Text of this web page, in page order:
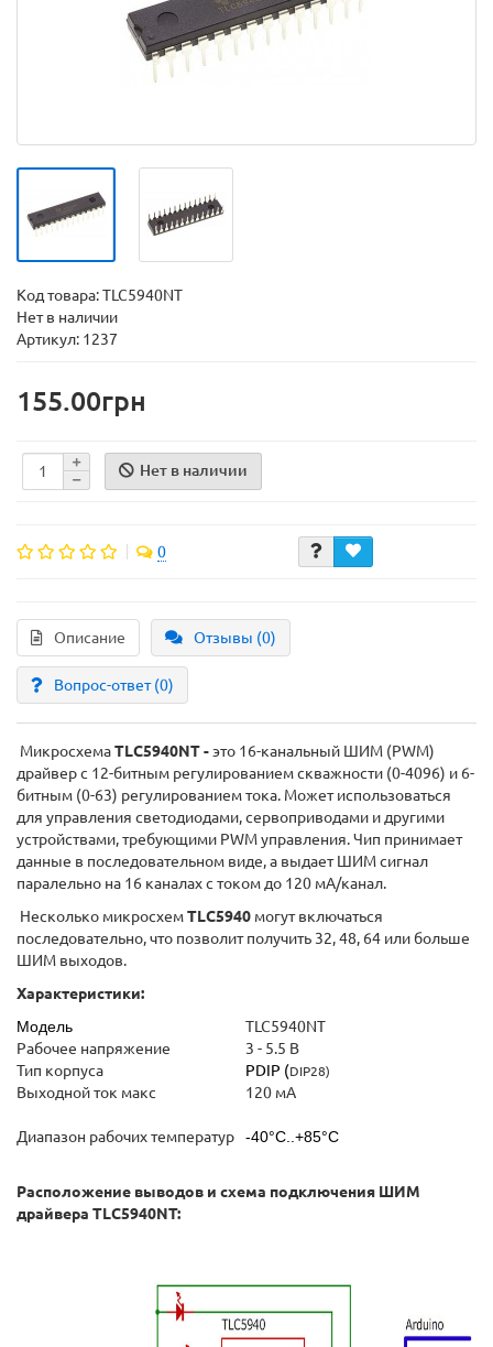
Код товара:TLC5940NT
Нет в наличии
Артикул: 1237
155.00грн
Нет в наличии
0
Описание Отзывы (0)
Вопрос-ответ(0)
МикросхемаTLC5940NT -это 16-канальный ШИМ (PWM)
драйвер с 12-битным регулированием скважности (0-4096) и 6-
битным (0-63) регулированием тока. Может использоваться
для управления светодиодами,сервоприводами и другими
устройствами, требующими PWM управления. Чип принимает
данные в последовательном виде, а выдает ШИМ сигнал
паралельно на 16 каналах с током до 120 мА/канал.
Несколько микросхемTLC5940 могут включаться
последовательно, что позволит получить 32, 48, 64 или больше
ШИМ выходов.
Характеристики:
Модель
TLC5940NT
Рабочее напряжение
3 - 5.5 В
Тип корпуса
PDIP (DIP28)
Выходной ток макс 120 мА
Диапазон рабочих температур -40°C..+85°C
Расположение выводов и схема подключения ШИМ
драйвера TLC5940NT: